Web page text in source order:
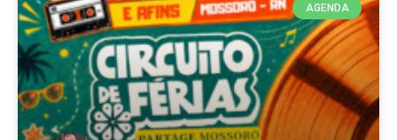
AGENDA